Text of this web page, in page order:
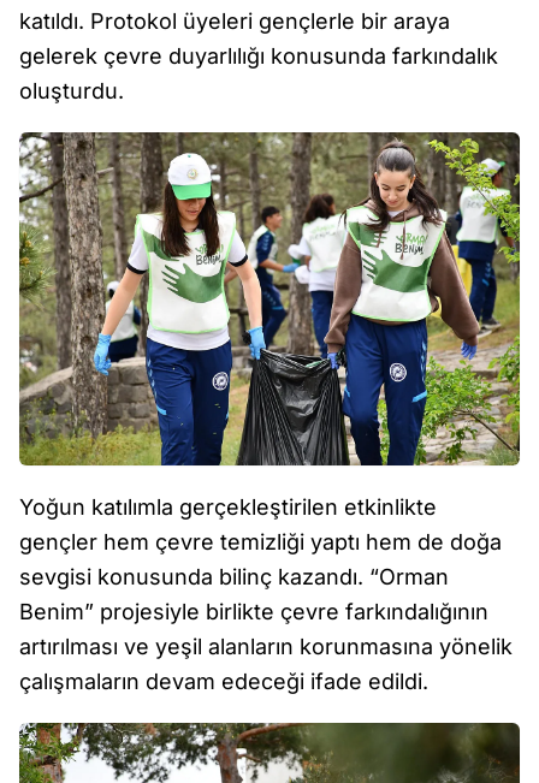
katıldı. Protokol üyeleri gençlerle bir araya
gelerek çevre duyarlılığı konusunda farkındalık
oluşturdu.
Yoğun katılımla gerçekleştirilen etkinlikte
gençler hem çevre temizliği yaptı hem de doğa
sevgisi konusunda bilinç kazandı. “Orman
Benim” projesiyle birlikte çevre farkındalığının
artırılması ve yeşil alanların korunmasına yönelik
çalışmaların devam edeceği ifade edildi.